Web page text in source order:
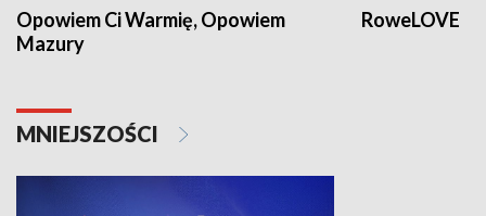
Opowiem Ci Warmię, Opowiem
Mazury
RoweLOVE
MNIEJSZOŚCI